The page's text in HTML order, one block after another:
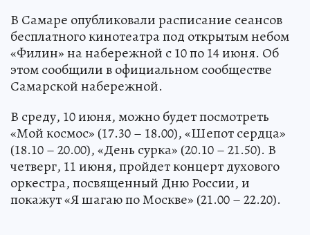
В Самаре опубликовали расписание сеансов
бесплатного кинотеатра под открытым небом
«Филин» на набережной с 10 по 14 июня. Об
этом сообщили в официальном сообществе
Самарской набережной.
В среду, 10 июня, можно будет посмотреть
«Мой космос» (17.30 – 18.00), «Шепот сердца»
(18.10 – 20.00), «День сурка» (20.10 – 21.50). В
четверг, 11 июня, пройдет концерт духового
оркестра, посвященный Дню России, и
покажут «Я шагаю по Москве» (21.00 – 22.20).